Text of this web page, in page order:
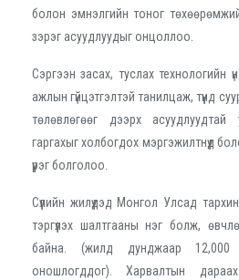
болон эмнэлгийн тоног
зэрэг асуудлуудыг онцоллоо.
Сэргээн засах, туслах технологийн
ажлын гүйцэтгэлтэй танилцаж, түүнд
төлөвлөгөөг дээрх асуудлуудтай
гаргахыг холбогдох мэргэжилтнүүд
үүрэг болголоо.
Сүүлийн жилүүдэд Монгол Улсад
тэргүүлэх шалтгааны нэг болж,
байна. (жилд дунджаар 12,000
оношлогддог). Харвалтын